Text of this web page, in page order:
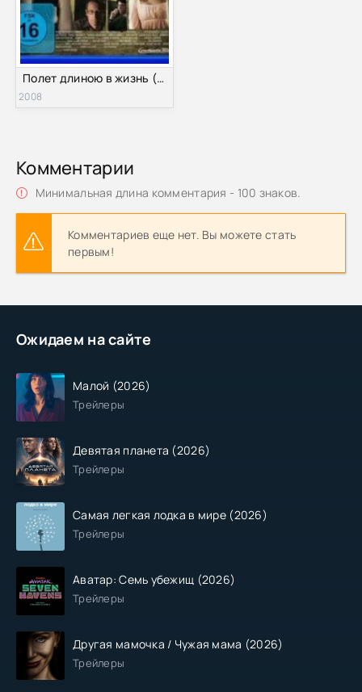
Ожидаем на сайте
Малой (2026)
Трейлеры
Девятая планета (2026)
Трейлеры
Самая легкая лодка в мире (2026)
Трейлеры
Аватар: Семь убежищ (2026)
Трейлеры
Другая мамочка / Чужая мама (2026)
Трейлеры
Полет длиною в жизнь (2008)
2008
Комментарии
Минимальная длина комментария - 100 знаков.
Комментариев еще нет. Вы можете стать
первым!